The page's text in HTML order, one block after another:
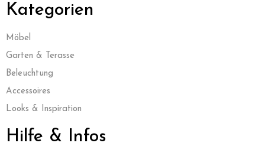
Kategorien
Möbel
Garten & Terasse
Beleuchtung
Accessoires
Looks & Inspiration
Hilfe & Infos